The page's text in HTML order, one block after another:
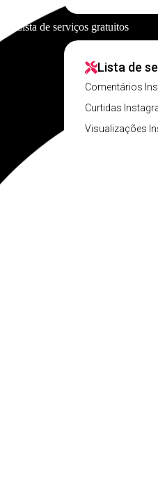
Lista de serviços gratuitos
Lista de
Comentários
Curtidas
Visualizações
Blog